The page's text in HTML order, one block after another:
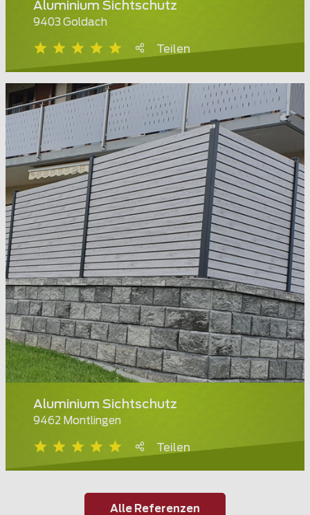
Aluminium Sichtschutz
9403 Goldach
Teilen
Aluminium Sichtschutz
9462 Montlingen
Teilen
Alle Referenzen